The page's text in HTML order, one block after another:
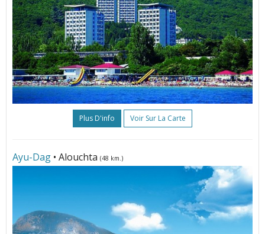
Plus D'info Voir Sur La Carte
Ayu-Dag • Alouchta (48 km.)